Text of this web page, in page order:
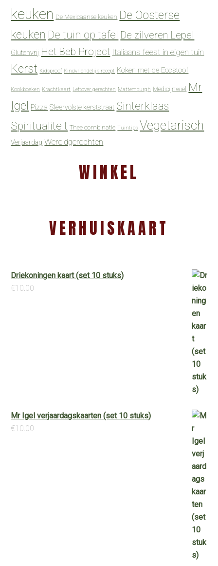
keuken De Mexicaanse keuken De Oosterse
keuken De tuin op tafel De zilveren Lepel
Glutenvrij Het Beb Project Italiaans feest in eigen tuin
Kerst Kidsproof Kindvriendelijk recept Koken met de Ecostoof
Kookboeken Krachtkaart Leftover gerechten Mattemburgh Medicijnwiel Mr
Igel
Pizza Sfeervolste kerststraat Sinterklaas
Spiritualiteit Thee combinatie Tuintips Vegetarisch
Verjaardag Wereldgerechten
WINKEL
VERHUISKAART
Driekoningen kaart (set 10 stuks)
€10.00
Mr Igel verjaardagskaarten (set 10 stuks)
€10.00